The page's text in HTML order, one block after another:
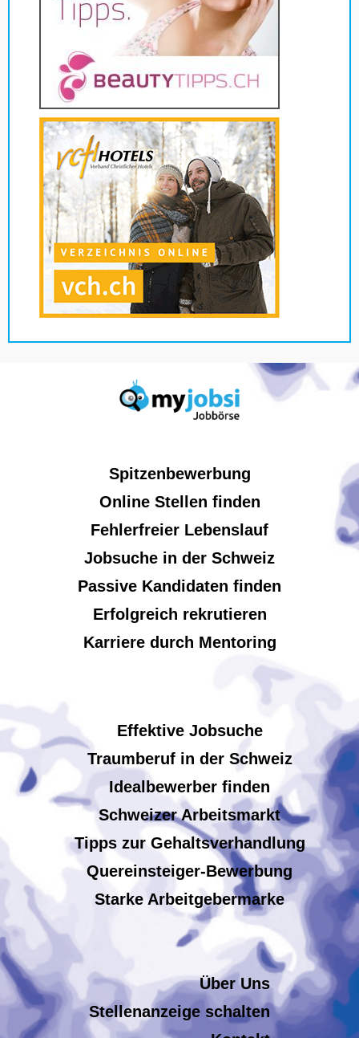
Spitzenbewerbung
Online Stellen finden
Fehlerfreier Lebenslauf
Jobsuche in der Schweiz
Passive Kandidaten finden
Erfolgreich rekrutieren
Karriere durch Mentoring
Effektive Jobsuche
Traumberuf in der Schweiz
Idealbewerber finden
Schweizer Arbeitsmarkt
Tipps zur Gehaltsverhandlung
Quereinsteiger-Bewerbung
Starke Arbeitgebermarke
Über Uns
Stellenanzeige schalten